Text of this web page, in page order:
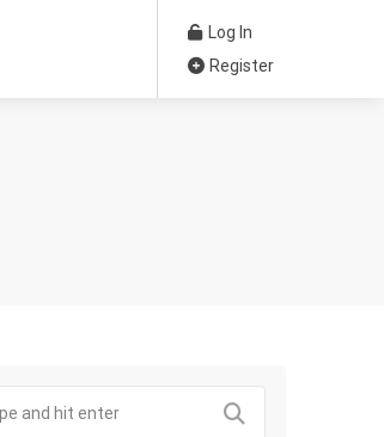
Log In
Register